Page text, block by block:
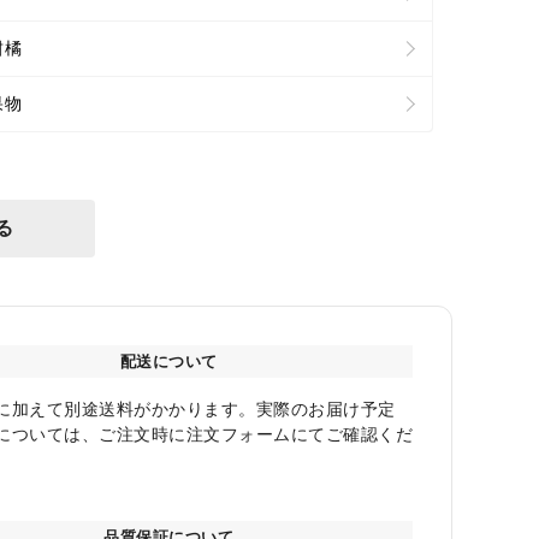
橘
物
配送について
加えて別途送料がかかります。実際のお届け予定
ついては、ご注文時に注文フォームにてご確認くだ